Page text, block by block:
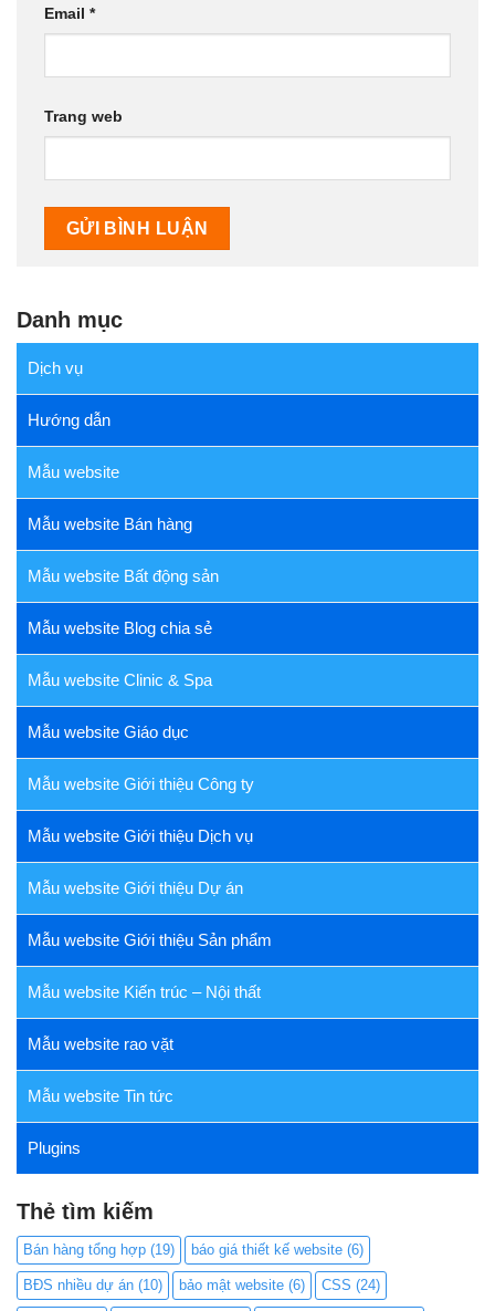
Email *
Trang web
Danh mục
Dịch vụ
Hướng dẫn
Mẫu website
Mẫu website Bán hàng
Mẫu website Bất động sản
Mẫu website Blog chia sẻ
Mẫu website Clinic & Spa
Mẫu website Giáo dục
Mẫu website Giới thiệu Công ty
Mẫu website Giới thiệu Dịch vụ
Mẫu website Giới thiệu Dự án
Mẫu website Giới thiệu Sản phẩm
Mẫu website Kiến trúc – Nội thất
Mẫu website rao vặt
Mẫu website Tin tức
Plugins
Thẻ tìm kiếm
Bán hàng tổng hợp (19) báo giá thiết kế website (6)
BĐS nhiều dự án (10) bảo mật website (6) CSS (24)